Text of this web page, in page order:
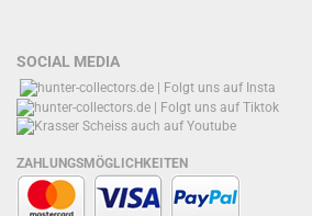
SOCIAL MEDIA
ZAHLUNGSMÖGLICHKEITEN